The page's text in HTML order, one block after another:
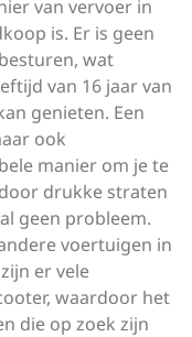
van vervoer in
is. Er is geen
wat
van 16 jaar van
genieten. Een
ook
manier om je te
drukke straten
geen probleem.
voertuigen in
er vele
waardoor het
die op zoek zijn